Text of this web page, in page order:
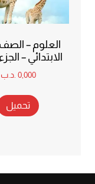
العلوم – الصف
الابتدائي –
0,000 .د.ب
تحميل